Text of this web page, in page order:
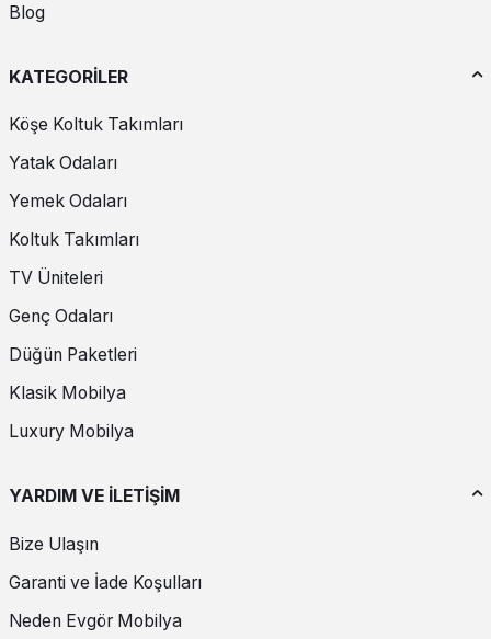
Blog
KATEGORİLER
Köşe Koltuk Takımları
Yatak Odaları
Yemek Odaları
Koltuk Takımları
TV Üniteleri
Genç Odaları
Düğün Paketleri
Klasik Mobilya
Luxury Mobilya
YARDIM VE İLETİŞİM
Bize Ulaşın
Garanti ve İade Koşulları
Neden Evgör Mobilya